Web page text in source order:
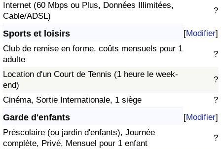
Internet (60 Mbps ou Plus, Données Illimitées,
Cable/ADSL)
?
Sports et loisirs [Modifier]
Club de remise en forme, coûts mensuels pour 1
adulte
?
Location d'un Court de Tennis (1 heure le week-
end)
?
Cinéma, Sortie Internationale, 1 siège ?
Garde d'enfants [Modifier]
Préscolaire (ou jardin d'enfants), Journée
complète, Privé, Mensuel pour 1 enfant
?